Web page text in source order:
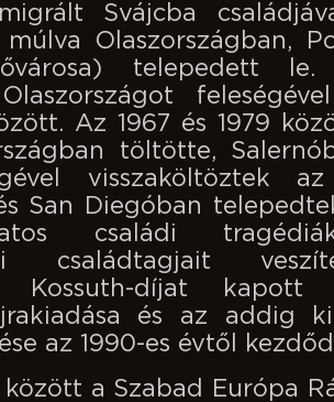
Svájcba
Olaszországban,
telepedett le.
Az 1967 és 1979
töltötte,
visszaköltöztek
San Diegóban
családi
családtagjait
Kossuth-díjat kapott
és az addig
az 1990-es évtől
között a Szabad Európa